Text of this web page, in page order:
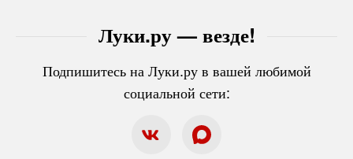
Луки.ру — везде!
Подпишитесь на Луки.ру в вашей любимой
социальной сети: